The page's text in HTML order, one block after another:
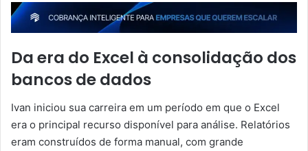
Da era do Excel à consolidação dos
bancos de dados
Ivan iniciou sua carreira em um período em que o Excel
era o principal recurso disponível para análise. Relatórios
eram construídos de forma manual, com grande